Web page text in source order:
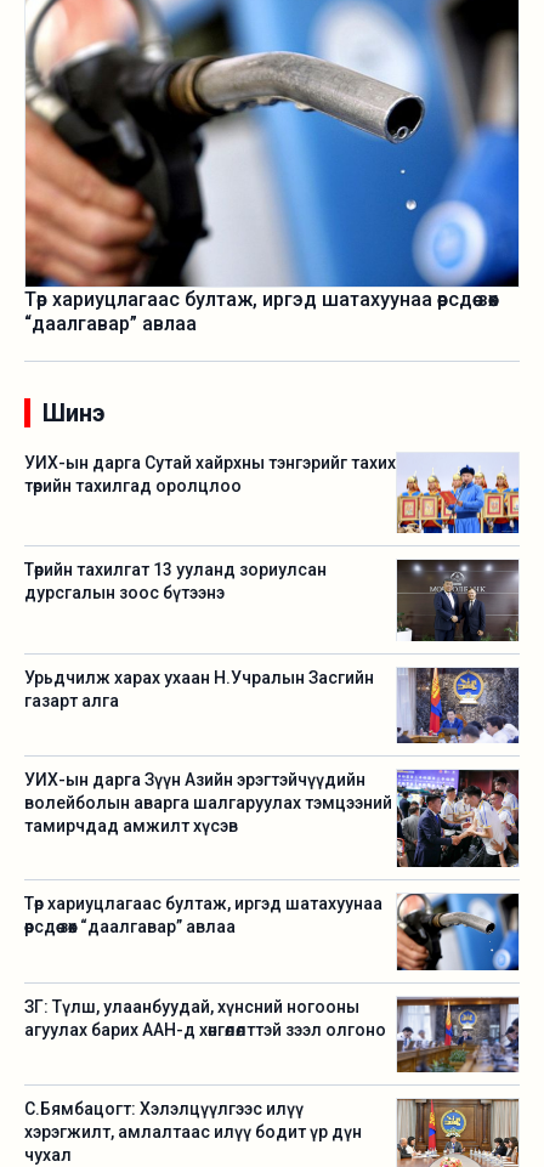
Төр хариуцлагаас бултаж, иргэд шатахуунаа өөрсдөө зөөх
“даалгавар” авлаа
Шинэ
УИХ-ын дарга Сутай хайрхны тэнгэрийг тахих
төрийн тахилгад оролцлоо
Төрийн тахилгат 13 ууланд зориулсан
дурсгалын зоос бүтээнэ
Урьдчилж харах ухаан Н.Учралын Засгийн
газарт алга
УИХ-ын дарга Зүүн Азийн эрэгтэйчүүдийн
волейболын аварга шалгаруулах тэмцээний
тамирчдад амжилт хүсэв
Төр хариуцлагаас бултаж, иргэд шатахуунаа
өөрсдөө зөөх “даалгавар” авлаа
ЗГ: Түлш, улаанбуудай, хүнсний ногооны
агуулах барих ААН-д хөнгөлөлттэй зээл олгоно
С.Бямбацогт: Хэлэлцүүлгээс илүү
хэрэгжилт, амлалтаас илүү бодит үр дүн
чухал